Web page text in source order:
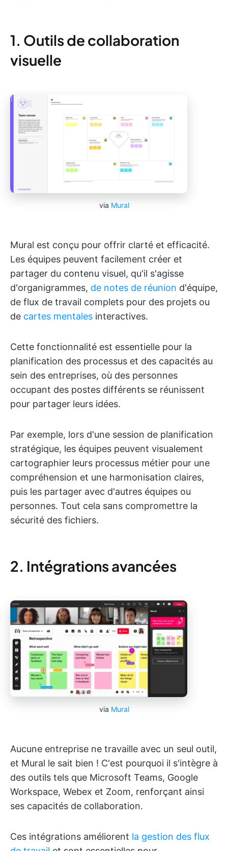
1. Outils de collaboration
visuelle
via Mural
Mural est conçu pour offrir clarté et efficacité.
Les équipes peuvent facilement créer et
partager du contenu visuel, qu'il s'agisse
d'organigrammes, de notes de réunion d'équipe,
de flux de travail complets pour des projets ou
de cartes mentales interactives.
Cette fonctionnalité est essentielle pour la
planification des processus et des capacités au
sein des entreprises, où des personnes
occupant des postes différents se réunissent
pour partager leurs idées.
Par exemple, lors d'une session de planification
stratégique, les équipes peuvent visualement
cartographier leurs processus métier pour une
compréhension et une harmonisation claires,
puis les partager avec d'autres équipes ou
personnes. Tout cela sans compromettre la
sécurité des fichiers.
2. Intégrations avancées
via Mural
Aucune entreprise ne travaille avec un seul outil,
et Mural le sait bien ! C'est pourquoi il s'intègre à
des outils tels que Microsoft Teams, Google
Workspace, Webex et Zoom, renforçant ainsi
ses capacités de collaboration.
Ces intégrations améliorent la gestion des flux